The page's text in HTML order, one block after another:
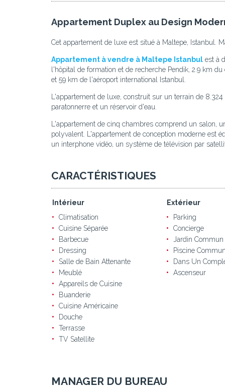
Appartement Duplex au Design
Cet appartement de luxe est situé à Maltepe, Istanbul.
Appartement à vendre à Maltepe Istanbul est à
l'hôpital de formation et de recherche Pendik, 2.9 km
et 59 km de l'aéroport international Istanbul.
L'appartement de luxe, construit sur un terrain de
paratonnerre et un réservoir d'eau.
L'appartement de cinq chambres comprend un salon,
polyvalent. L'appartement de conception moderne est
un interphone vidéo, un système de télévision par
CARACTÉRISTIQUES
Intérieur
Climatisation
Cuisine Séparée
Barbecue
Dressing
Salle de Bain Attenante
Meublé
Appareils de Cuisine
Buanderie
Cuisine Américaine
Douche
Terrasse
TV Satellite
Extérieur
Parking
Concierge
Jardin Commun
Piscine
Dans Un
Ascenseur
MANAGER DU BUREAU